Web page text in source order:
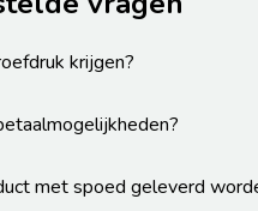
krijgen?
met spoed geleverd